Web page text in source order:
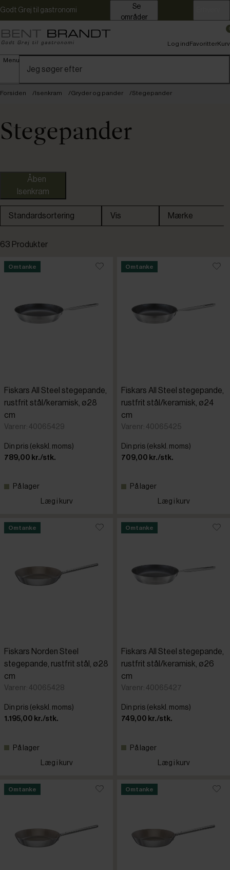
Godt Grej til gastronomi
områder
Menu
Log indFavoritterKurv
Forsiden Isenkram Gryder og pander Stegepander
Stegepander
Isenkram
Standardsortering
Højeste pris
Vis
Omtanke
Mærke
Cristel
Scanpan
WMF
63 Produkter
Omtanke
Fiskars All Steel stegepande,
rustfrit stål/keramisk, ø28
cm
Varenr: 40065429
Din pris (ekskl. moms)
789,00 kr./stk.
På lager
Læg i kurv
Omtanke
Fiskars All Steel stegepande,
rustfrit stål/keramisk, ø24
cm
Varenr: 40065425
Din pris (ekskl. moms)
709,00 kr./stk.
På lager
Læg i kurv
Omtanke
Fiskars Norden Steel
stegepande, rustfrit stål, ø28
cm
Varenr: 40065428
Din pris (ekskl. moms)
1.195,00 kr./stk.
På lager
Læg i kurv
Omtanke
Fiskars All Steel stegepande,
rustfrit stål/keramisk, ø26
cm
Varenr: 40065427
Din pris (ekskl. moms)
749,00 kr./stk.
På lager
Læg i kurv
Omtanke Omtanke